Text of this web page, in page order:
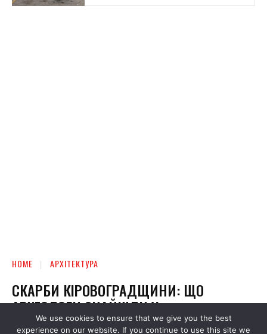
We use cookies to ensure that we give you the best
experience on our website. If you continue to use this site we